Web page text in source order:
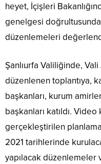
heyet, İçişleri
genelgesi
düzenlemeleri
Şanlıurfa Valiliğinde,
düzenlenen toplantıya,
başkanları, kurum
başkanları katıldı.
gerçekleştirilen planlama
2021 tarihlerinde
yapılacak düzenlemeler